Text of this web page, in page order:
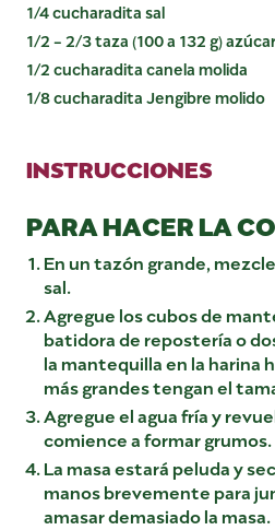
1/4 cucharadita sal
1/2 - 2/3 taza (100 a 132 g)
1/2 cucharadita canela molida
1/8 cucharadita Jengibre molido
INSTRUCCIONES
PARA HACER LA
En un tazón grande,
sal.
Agregue los cubos de
batidora de repostería o
la mantequilla en la harina
más grandes tengan el
Agregue el agua fría y
comience a formar grumos.
La masa estará peluda y
manos brevemente para
amasar demasiado la masa.